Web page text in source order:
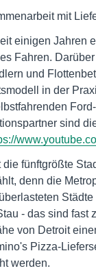
mit
einigen Jahren
Fahren.
und
in der
sind
die fünftgrößte
denn die
- das sind fast
von Detroit
Pizza-
werden.